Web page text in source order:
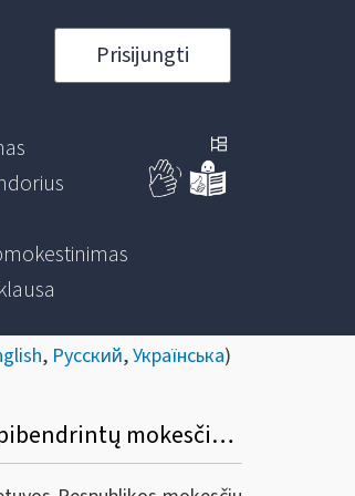
Prisijungti
, Русский,Українська)
Informacinis pranešimas dėl VMI prie FM viršininko 2023 m. balandžio 25 d. įsakymo Nr. VA-29 „Dėl apibendrintų mokesčių įstatymų paaiškinimų projektų rengimo, derinimo, konsultavimosi su visuomene ir skelbimo taisyklių patvirtinimo“